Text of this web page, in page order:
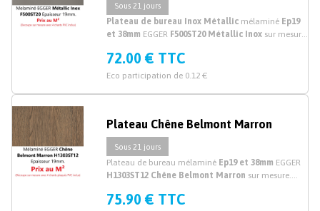
Sous 21 jours
Plateau de bureau Inox Métallic mélaminé Ep19
et 38mm EGGER F500ST20 Métallic Inox sur mesure.
mesure.
72.00 € TTC
Eco participation de 0.12 €
Sous 21 jours
Plateau Chêne Belmont Marron
Plateau de bureau mélaminé Ep19 et 38mm EGGER
H1303ST12 Chêne Belmont Marron sur mesure.
mesure.
75.90 € TTC